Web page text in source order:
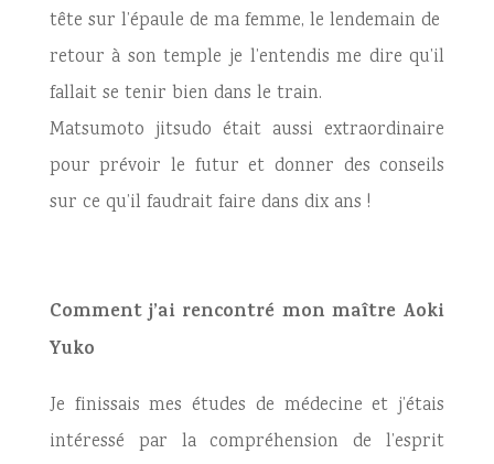
tête sur l’épaule de ma femme, le lendemain de
retour à son temple je l’entendis me dire qu’il
fallait se tenir bien dans le train.
Matsumoto jitsudo était aussi extraordinaire
pour prévoir le futur et donner des conseils
sur ce qu’il faudrait faire dans dix ans !
Comment j’ai rencontré mon maître Aoki
Yuko
Je finissais mes études de médecine et j’étais
intéressé par la compréhension de l’esprit